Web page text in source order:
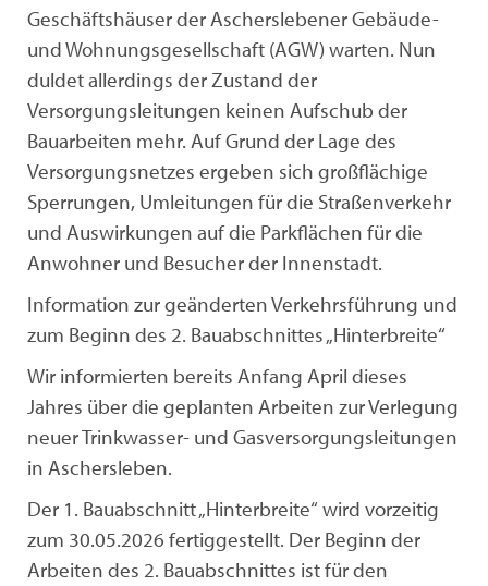
Geschäftshäuser der Ascherslebener Gebäude-
und Wohnungsgesellschaft (AGW) warten. Nun
duldet allerdings der Zustand der
Versorgungsleitungen keinen Aufschub der
Bauarbeiten mehr. Auf Grund der Lage des
Versorgungsnetzes ergeben sich großflächige
Sperrungen, Umleitungen für die Straßenverkehr
und Auswirkungen auf die Parkflächen für die
Anwohner und Besucher der Innenstadt.
Information zur geänderten Verkehrsführung und
zum Beginn des 2. Bauabschnittes „Hinterbreite“
Wir informierten bereits Anfang April dieses
Jahres über die geplanten Arbeiten zur Verlegung
neuer Trinkwasser- und Gasversorgungsleitungen
in Aschersleben.
Der 1. Bauabschnitt „Hinterbreite“ wird vorzeitig
zum 30.05.2026 fertiggestellt. Der Beginn der
Arbeiten des 2. Bauabschnittes ist für den